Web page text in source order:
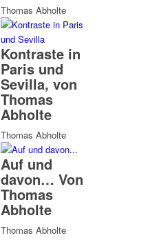
Thomas Abholte
Kontraste in
Paris und
Sevilla, von
Thomas
Abholte
Thomas Abholte
Auf und
davon… Von
Thomas
Abholte
Thomas Abholte